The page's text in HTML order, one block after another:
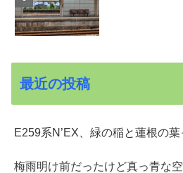
最近の投稿
E259系N’EX、緑の稲と蓮根の葉
梅雨明け前だったけど真っ青な